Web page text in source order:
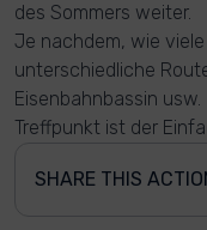
des Sommers weiter.
Je nachdem, wie
unterschiedliche
Eisenbahnbassin usw.
Treffpunkt ist der
SHARE THIS